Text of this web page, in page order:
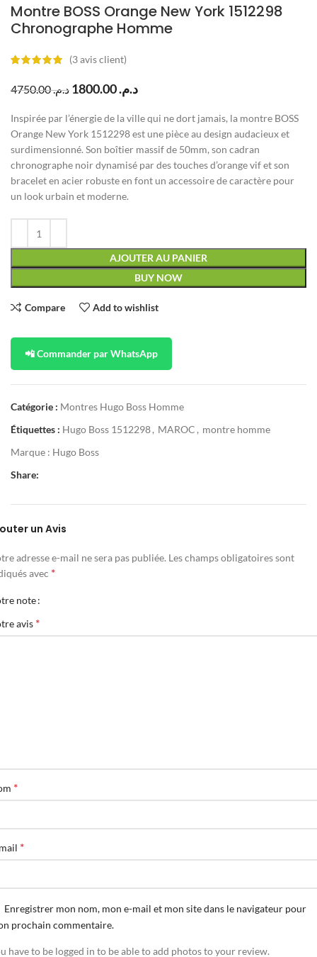
Montre BOSS Orange New York 1512298
Chronographe Homme
(3avis client)
د.م.4750.00 د.م.
Inspirée par l’énergie de la ville qui ne dort jamais, la montre BOSS
Orange New York 1512298 est une pièce au design audacieux et
surdimensionné. Son boîtier massif de 50mm, son cadran
chronographe noir dynamisé par des touches d’orange vif et son
bracelet en acier robuste en font un accessoire de caractère pour
un look urbain et moderne.
AJOUTER AU PANIER
BUY NOW
Compare Add to wishlist
📲 Commander par WhatsApp
Catégorie : Montres Hugo Boss Homme
Étiquettes : Hugo Boss 1512298, MAROC , montre homme
Marque : Hugo Boss
Share:
un Avis
adresse e-mail ne sera pas publiée. Les champs obligatoires sont
avec *
note
avis *
*
*
Enregistrer mon nom, mon e-mail et mon site dans le navigateur pour
prochain commentaire.
have to be logged in to be able to add photos to your review.